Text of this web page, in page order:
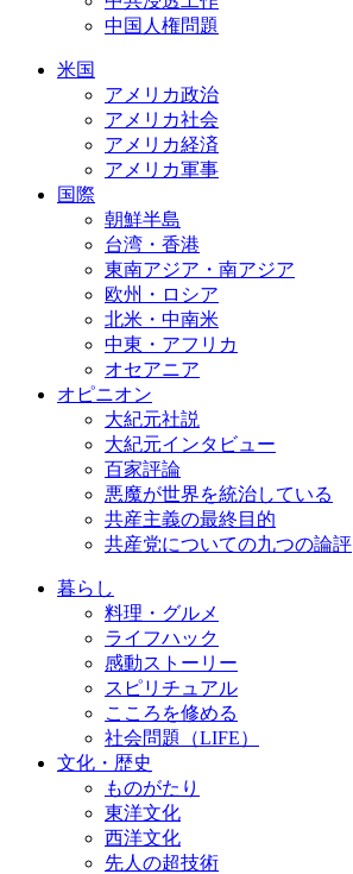
中国人権問題
米国
アメリカ政治
アメリカ社会
アメリカ経済
アメリカ軍事
国際
朝鮮半島
台湾・香港
東南アジア・南アジア
欧州・ロシア
北米・中南米
中東・アフリカ
オセアニア
オピニオン
大紀元社説
大紀元インタビュー
百家評論
悪魔が世界を統治している
共産主義の最終目的
共産党についての九つの論評
暮らし
料理・グルメ
ライフハック
感動ストーリー
スピリチュアル
こころを修める
社会問題（LIFE）
文化・歴史
ものがたり
東洋文化
西洋文化
先人の超技術